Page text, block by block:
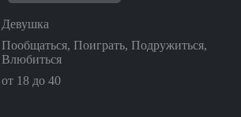
Девушка
Пообщаться, Поиграть, Подружиться,
Влюбиться
от 18 до 40